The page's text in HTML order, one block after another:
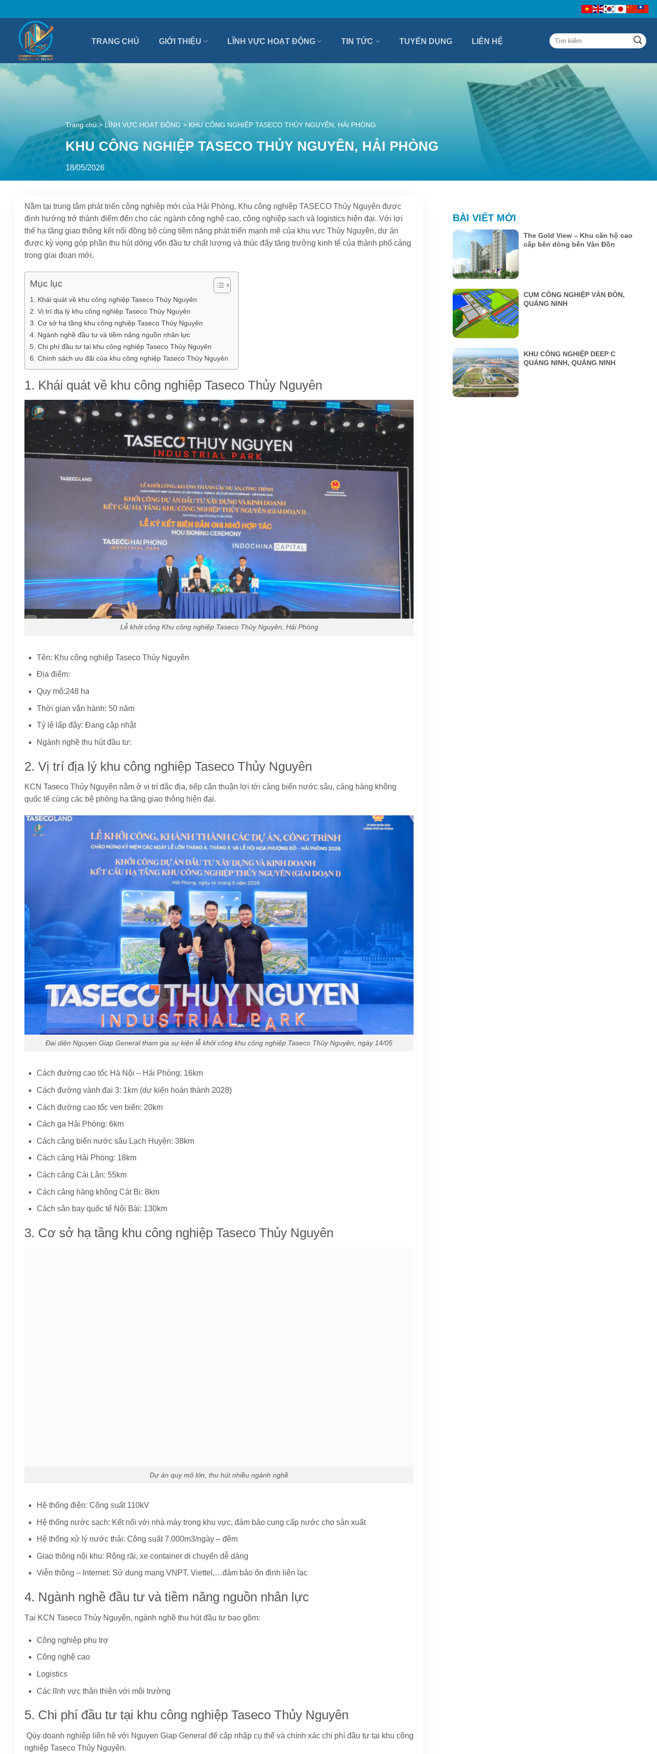
qua
TRANG CHỦ GIỚI THIỆU LĨNH VỰC HOẠT ĐỘNG TIN TỨC TUYỂN DỤNG LIÊN HỆ
Trang chủ > LĨNH VỰC HOẠT ĐỘNG > KHU CÔNG NGHIỆP TASECO THỦY NGUYÊN, HẢI PHÒNG
KHU CÔNG NGHIỆP TASECO THỦY NGUYÊN, HẢI PHÒNG
18/05/2026
Nằm tại trung tâm phát triển công nghiệp mới của Hải Phòng, Khu công nghiệp TASECO Thủy Nguyên được
định hướng trở thành điểm đến cho các ngành công nghệ cao, công nghiệp sạch và logistics hiện đại. Với lợi
thế hạ tầng giao thông kết nối đồng bộ cùng tiềm năng phát triển mạnh mẽ của khu vực Thủy Nguyên, dự án
được kỳ vọng góp phần thu hút dòng vốn đầu tư chất lượng và thúc đẩy tăng trưởng kinh tế của thành phố cảng
trong giai đoạn mới.
Mục lục
1. Khái quát về khu công nghiệp Taseco Thủy Nguyên
2. Vị trí địa lý khu công nghiệp Taseco Thủy Nguyên
3. Cơ sở hạ tầng khu công nghiệp Taseco Thủy Nguyên
4. Ngành nghề đầu tư và tiềm năng nguồn nhân lực
5. Chi phí đầu tư tại khu công nghiệp Taseco Thủy Nguyên
6. Chính sách ưu đãi của khu công nghiệp Taseco Thủy Nguyên
1. Khái quát về khu công nghiệp Taseco Thủy Nguyên
Lễ khởi công Khu công nghiệp Taseco Thủy Nguyên, Hải Phòng
Tên: Khu công nghiệp Taseco Thủy Nguyên
Địa điểm:
Quy mô:248 ha
Thời gian vận hành: 50 năm
Tỷ lệ lấp đầy: Đang cập nhật
Ngành nghề thu hút đầu tư:
2. Vị trí địa lý khu công nghiệp Taseco Thủy Nguyên
KCN Taseco Thủy Nguyên nằm ở vị trí đắc địa, tiếp cận thuận lợi tới cảng biển nước sâu, cảng hàng không
quốc tế cùng các bệ phóng hạ tầng giao thông hiện đại.
Đại diện Nguyen Giap General tham gia sự kiện lễ khởi công khu công nghiệp Taseco Thủy Nguyên, ngày 14/05
Cách đường cao tốc Hà Nội – Hải Phòng: 16km
Cách đường vành đai 3: 1km (dự kiến hoàn thành 2028)
Cách đường cao tốc ven biển: 20km
Cách ga Hải Phòng: 6km
Cách cảng biển nước sâu Lạch Huyện: 38km
Cách cảng Hải Phòng: 18km
Cách cảng Cái Lân: 55km
Cách cảng hàng không Cát Bi: 8km
Cách sân bay quốc tế Nội Bài: 130km
3. Cơ sở hạ tầng khu công nghiệp Taseco Thủy Nguyên
Dự án quy mô lớn, thu hút nhiều ngành nghề
Hệ thống điện: Công suất 110kV
Hệ thống nước sạch: Kết nối với nhà máy trong khu vực, đảm bảo cung cấp nước cho sản xuất
Hệ thống xử lý nước thải: Công suất 7.000m3/ngày – đêm
Giao thông nội khu: Rộng rãi, xe container di chuyển dễ dàng
Viễn thông – Internet: Sử dụng mạng VNPT, Viettel,…đảm bảo ổn định liên lạc
4. Ngành nghề đầu tư và tiềm năng nguồn nhân lực
Tại KCN Taseco Thủy Nguyên, ngành nghề thu hút đầu tư bao gồm:
Công nghiệp phụ trợ
Công nghệ cao
Logistics
Các lĩnh vực thân thiện với môi trường
5. Chi phí đầu tư tại khu công nghiệp Taseco Thủy Nguyên
Qúy doanh nghiệp liên hệ với Nguyen Giap General để cập nhập cụ thể và chính xác chi phí đầu tư tại khu công
nghiệp Taseco Thủy Nguyên.
BÀI VIẾT MỚI
The Gold View – Khu căn hộ cao
cấp bên dòng bến Vân Đồn
CỤM CÔNG NGHIỆP VÂN ĐỒN,
QUẢNG NINH
KHU CÔNG NGHIỆP DEEP C
QUẢNG NINH, QUẢNG NINH